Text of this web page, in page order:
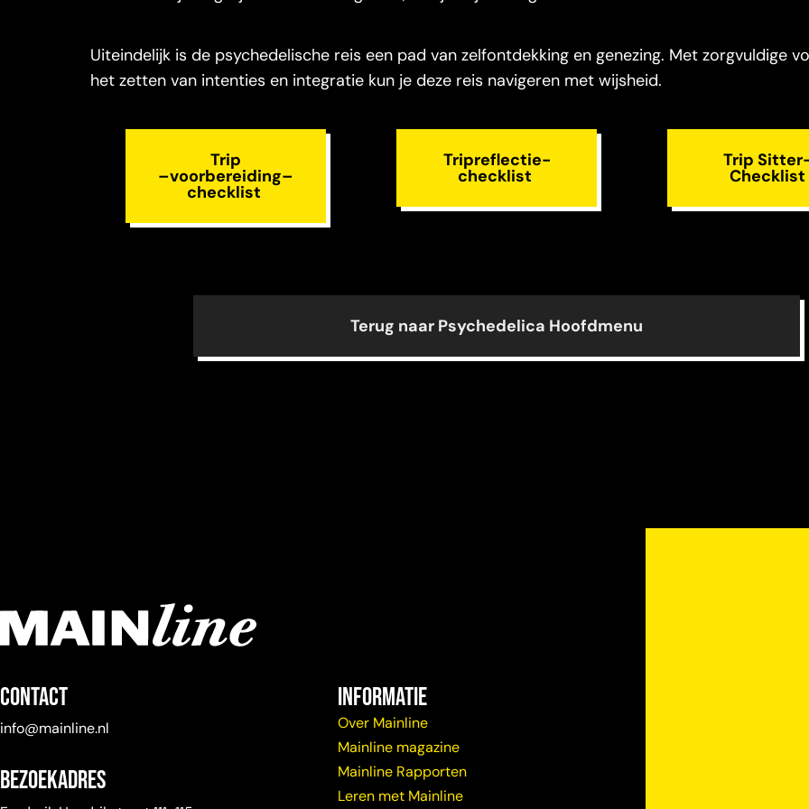
Uiteindelijk is de psychedelische reis een pad van zelfontdekking en genezing. Met zorgvuldige
het zetten van intenties en integratie kun je deze reis navigeren met wijsheid.
Trip
–voorbereiding–
checklist
Tripreflectie-
checklist
Trip
Checklist
Terug naar Psychedelica Hoofdmenu
Contact
info@mainline.nl
Bezoekadres
Informatie
Over Mainline
Mainline magazine
Mainline Rapporten
Leren met Mainline